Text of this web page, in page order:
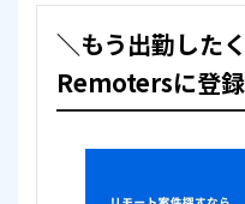
＼もう出勤した
Remotersに登